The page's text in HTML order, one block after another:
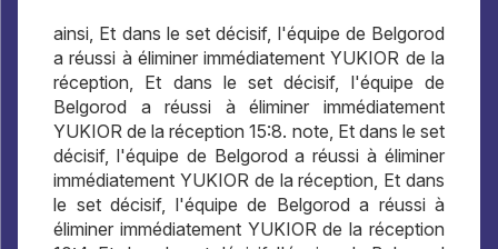
ainsi, Et dans le set décisif, l'équipe de Belgorod
a réussi à éliminer immédiatement YUKIOR de la
réception, Et dans le set décisif, l'équipe de
Belgorod a réussi à éliminer immédiatement
YUKIOR de la réception 15:8. note, Et dans le set
décisif, l'équipe de Belgorod a réussi à éliminer
immédiatement YUKIOR de la réception, Et dans
le set décisif, l'équipe de Belgorod a réussi à
éliminer immédiatement YUKIOR de la réception